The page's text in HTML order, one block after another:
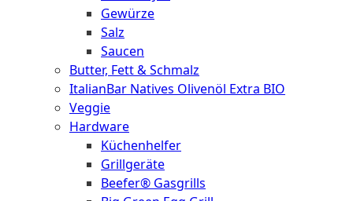
Gewürze
Salz
Saucen
Butter, Fett & Schmalz
ItalianBar Natives Olivenöl Extra BIO
Veggie
Hardware
Küchenhelfer
Grillgeräte
Beefer® Gasgrills